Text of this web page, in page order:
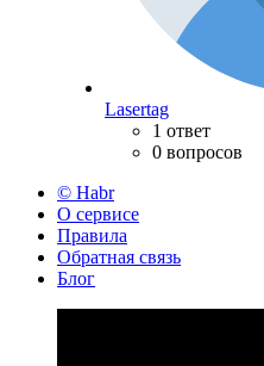
Lasertag
1 ответ
0 вопросов
© Habr
О сервисе
Правила
Обратная связь
Блог